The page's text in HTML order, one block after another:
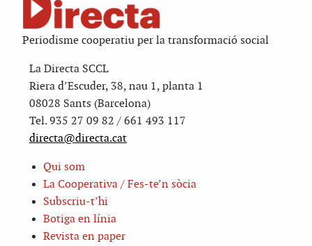
Periodisme cooperatiu per la transformació social
La Directa SCCL
Riera d’Escuder, 38, nau 1, planta 1
08028 Sants (Barcelona)
Tel. 935 27 09 82 / 661 493 117
directa@directa.cat
Qui som
La Cooperativa / Fes-te’n sòcia
Subscriu-t’hi
Botiga en línia
Revista en paper